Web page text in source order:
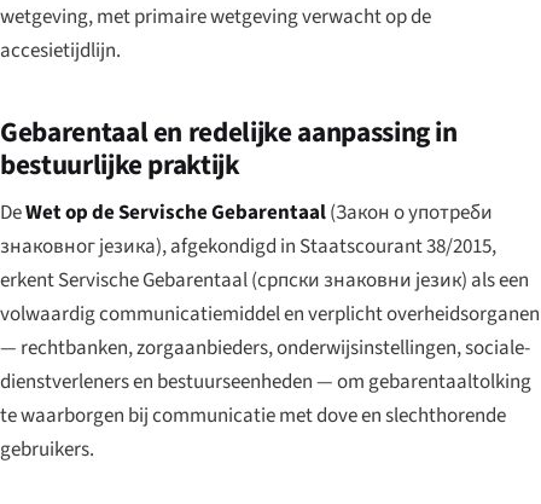
wetgeving, met primaire wetgeving verwacht op de
accesietijdlijn.
Gebarentaal en redelijke aanpassing in
bestuurlijke praktijk
DeWet op de Servische Gebarentaal(Закон о употреби
знаковног језика), afgekondigd in Staatscourant 38/2015,
erkent Servische Gebarentaal (српски знаковни језик) als een
volwaardig communicatiemiddel en verplicht overheidsorganen
— rechtbanken, zorgaanbieders, onderwijsinstellingen, sociale-
dienstverleners en bestuurseenheden — om gebarentaaltolking
te waarborgen bij communicatie met dove en slechthorende
gebruikers.